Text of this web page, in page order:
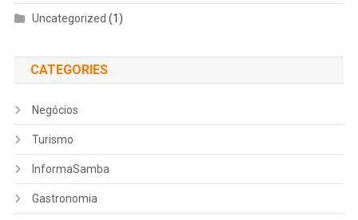
Uncategorized (1)
CATEGORIES
Negócios
Turismo
InformaSamba
Gastronomia